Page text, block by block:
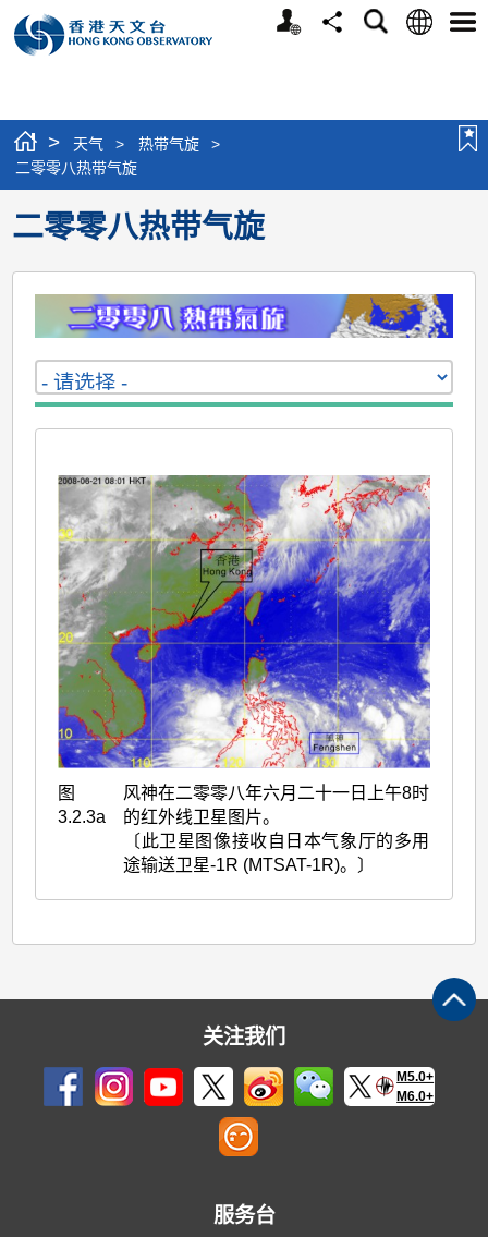
个
分
搜
语
选
> 天气 > 热带气旋
>
二零零八热带气旋
二零零八热带气旋
图
3.2.3a
风神在二零零八年六月二十一日上午8时
的红外线卫星图片。
〔此卫星图像接收自日本气象厅的多用
途输送卫星-1R (MTSAT-1R)。〕
关注我们
M5.0+
M6.0+
服务台